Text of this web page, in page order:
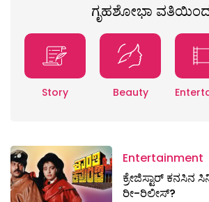
ಗೃಹಶೋಭಾ
Story Beauty
Entertainment
ಕ್ರೇಜಿಸ್ಟಾರ್ ಕನಸಿನ
ರೀ-ರಿಲೀಸ್?